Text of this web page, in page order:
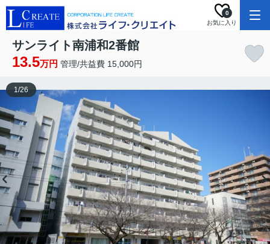
お気に入り
0
サンライト南浦和2番館
13.5万円 管理/共益費 15,000円
1/26